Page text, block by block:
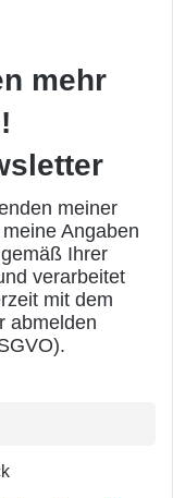
mehr
meiner
Angaben
Ihrer
verarbeitet
mit dem
abmelden